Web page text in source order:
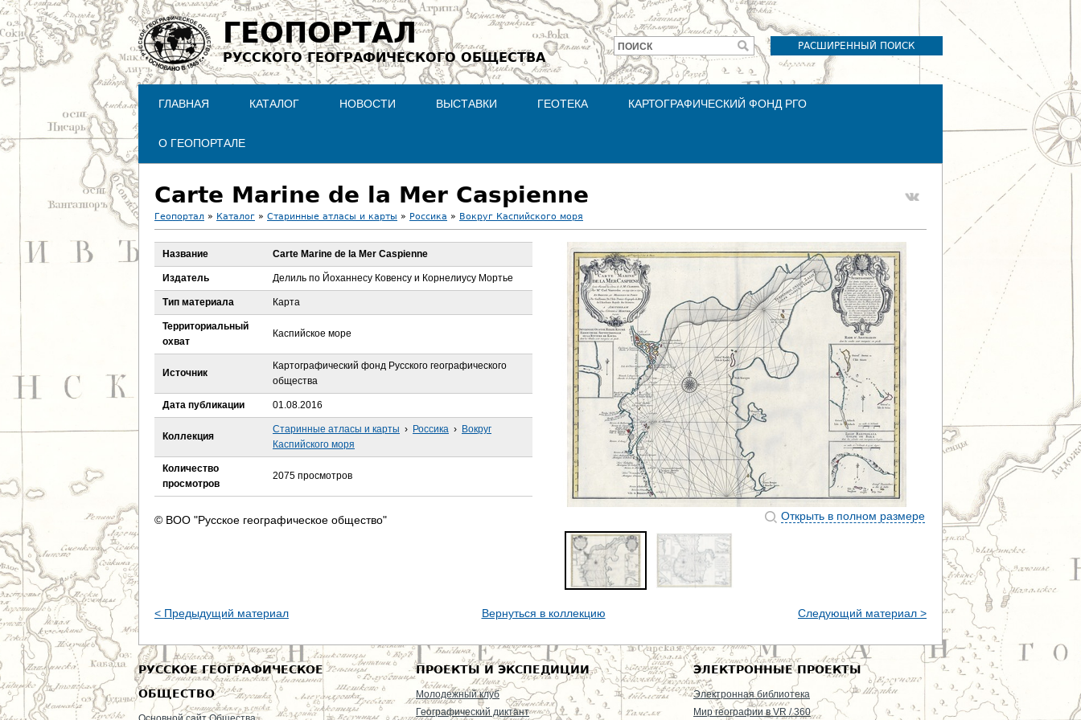
Jump to navigation
ГЕОПОРТАЛ
РУССКОГО ГЕОГРАФИЧЕСКОГО ОБЩЕСТВА
РАСШИРЕННЫЙ ПОИСК
Форма
поиска
ПОИСК
ГЛАВНАЯ КАТАЛОГ НОВОСТИ ВЫСТАВКИ ГЕОТЕКА КАРТОГРАФИЧЕСКИЙ ФОНД РГО
О ГЕОПОРТАЛЕ
Carte Marine de la Mer Caspienne
В
ы
д
е
с
ь
Геопортал » Каталог » Старинные атласы и карты » Россика » Вокруг Каспийского моря
Открыть в полном размере
Название Carte Marine de la Mer Caspienne
Издатель Делиль по Йоханнесу Ковенсу и Корнелиусу Мортье
Тип материала Карта
Территориальный
охват
Каспийское море
Источник
Картографический фонд Русского географического
общества
Дата публикации 01.08.2016
Коллекция
Старинные атласы и карты › Россика › Вокруг
Каспийского моря
Количество
просмотров
2075 просмотров
© ВОО "Русское географическое общество"
< Предыдущий материал Вернуться в коллекцию Следующий материал >
РУССКОЕ ГЕОГРАФИЧЕСКОЕ
ОБЩЕСТВО
ПРОЕКТЫ И ЭКСПЕДИЦИИ
Молодежный клуб
Географический диктант
ЭЛЕКТРОННЫЕ ПРОЕКТЫ
Электронная библиотека
Мир географии в VR / 360